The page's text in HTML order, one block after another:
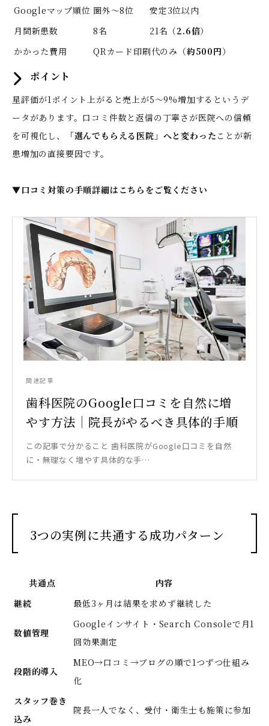
Googleマップ順位 圏外〜8位
安定3位以内
月間新患数
8名 21名（2.6倍）
かかった費用
QRカード印刷代のみ（約500円）
ポイント
星評価が1ポイント上がると売上が5〜9%増加するというデ
ータがあります。口コミ件数と返信の丁寧さが医院への信頼
を可視化し、
「選んでもらえる医院」へと変わった ことが新
患増加の直接要因です。
▼口コミ対策の手順詳細はこちらをご覧ください
関連記事
歯科医院のGoogle口コミを自然に増
やす方法｜院長がやるべき具体的手順
この記事で分かること 歯科医院がGoogle口コミを自然
に・無理なく増やす具体的な手…
3つの実例に共通する成功パターン
共通点
内容
継続
最低3ヶ月は結果を求めず継続した
数値管理
Googleインサイト・Search Consoleで月1
回効果測定
段階的導入
MEO→口コミ→ブログの順で1つずつ仕組み
化
スタッフ巻き
込み
院長一人でなく、受付・衛生士も施策に参加